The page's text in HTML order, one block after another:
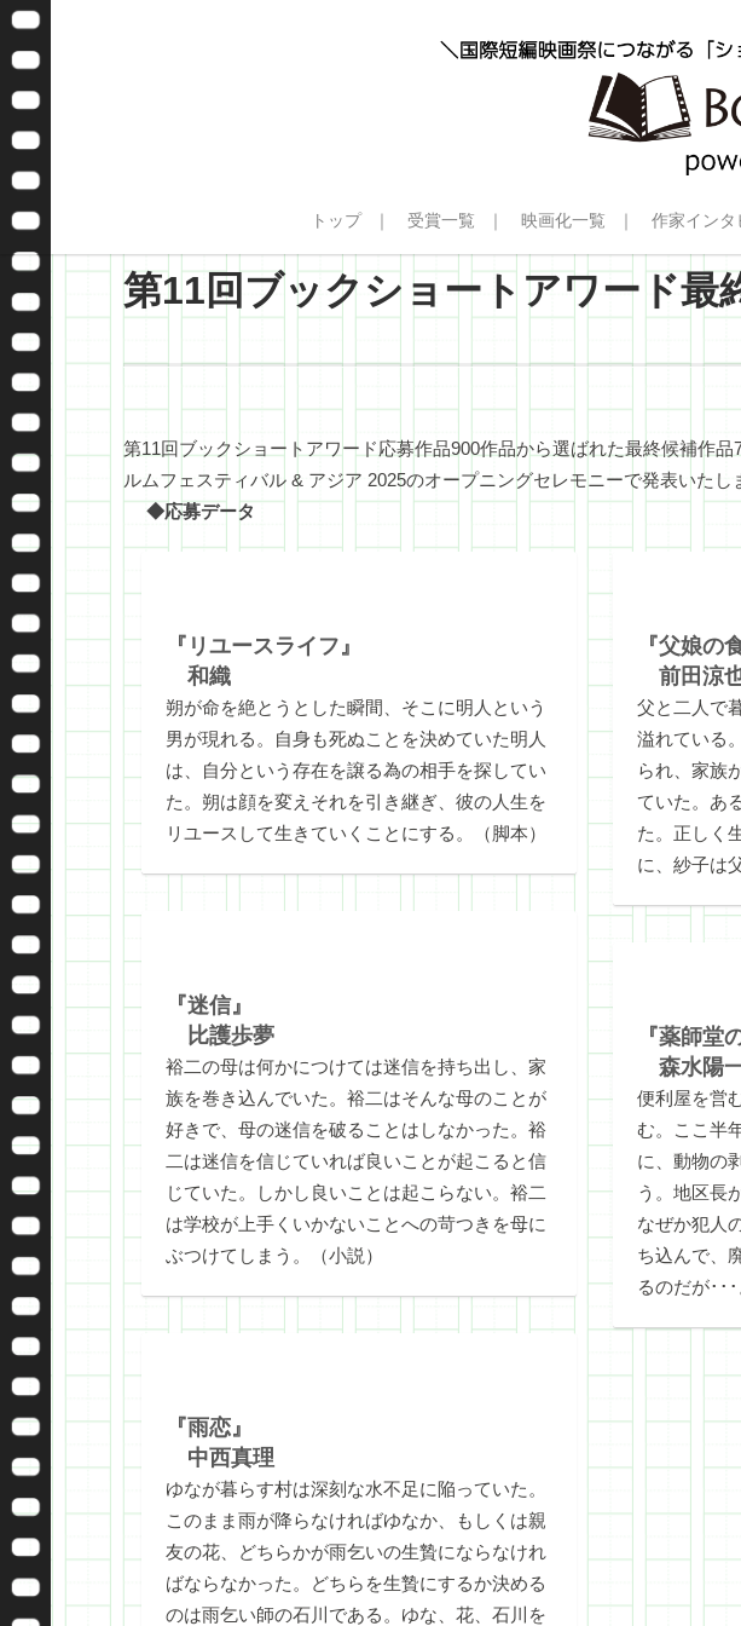
トップ 受賞一覧 映画化一覧 作家インタ
第11回ブックショートアワード最
第11回ブックショートアワード応募作品900作品から選ばれた最終候補作
ルムフェスティバル & アジア 2025のオープニングセレモニーで発表いたし
◆応募データ
『リユースライフ』
和織
朔が命を絶とうとした瞬間、そこに明人という
男が現れる。自身も死ぬことを決めていた明人
は、自分という存在を譲る為の相手を探してい
た。朔は顔を変えそれを引き継ぎ、彼の人生を
リユースして生きていくことにする。（脚本）
『父娘の
前田涼
父と二人で
溢れている
られ、家族
ていた。あ
た。正しく
に、紗子は
『迷信』
比護歩夢
裕二の母は何かにつけては迷信を持ち出し、家
族を巻き込んでいた。裕二はそんな母のことが
好きで、母の迷信を破ることはしなかった。裕
二は迷信を信じていれば良いことが起こると信
じていた。しかし良いことは起こらない。裕二
は学校が上手くいかないことへの苛つきを母に
ぶつけてしまう。（小説）
『薬師堂
森水陽
便利屋を営
む。ここ半
に、動物の
う。地区長
なぜか犯人
ち込んで、
るのだが･･･
『雨恋』
中西真理
ゆなが暮らす村は深刻な水不足に陥っていた。
このまま雨が降らなければゆなか、もしくは親
友の花、どちらかが雨乞いの生贄にならなけれ
ばならなかった。どちらを生贄にするか決める
のは雨乞い師の石川である。ゆな、花、石川を